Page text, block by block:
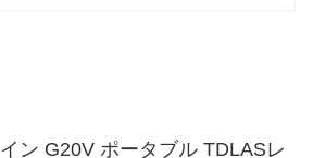
ン G20V ポータブル TDLASレ